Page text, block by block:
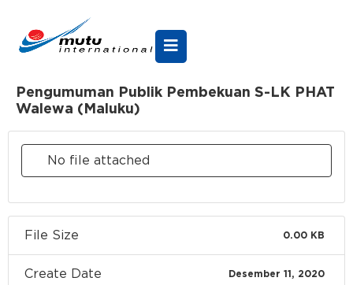
Pengumuman Publik Pembekuan S-LK PHAT
Walewa (Maluku)
No file attached
File Size 0.00 KB
Create Date Desember 11, 2020